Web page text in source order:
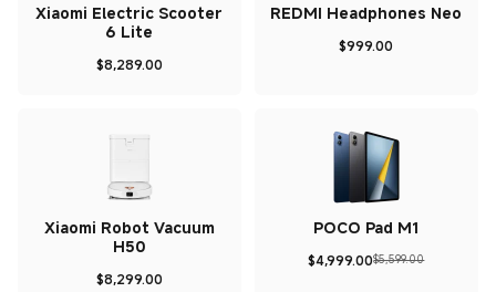
Xiaomi Electric Scooter
6 Lite
$8,289.00
Current Price $8289
REDMI Headphones Neo
$999.00
Current Price $999
Xiaomi Robot Vacuum
H50
$8,299.00
Current Price $8299
POCO Pad M1
$4,999.00Current Price $4999
$5,599.00
Precio de